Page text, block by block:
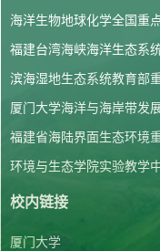
海洋生物地球化学全国重
福建台湾海峡海洋生态系
滨海湿地生态系统教育部
厦门大学海洋与海岸带发
福建省海陆界面生态环境
环境与生态学院实验教学
校内链接
厦门大学